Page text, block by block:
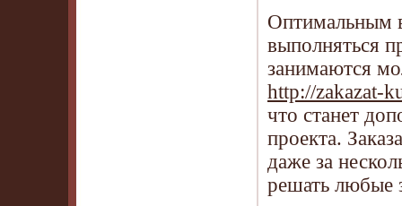
Оптимальным
выполняться
занимаются
http://zakazat-
что станет
проекта.
даже за
решать любые